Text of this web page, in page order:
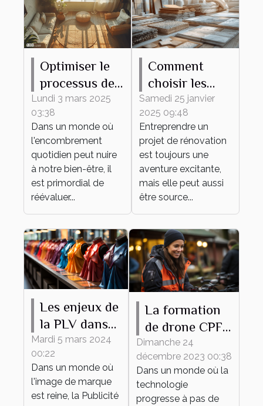
Optimiser le
processus de
débarras pour
un espace
épuré et
fonctionnel
Lundi 3 mars 2025
03:38
Dans un monde où
l'encombrement
quotidien peut nuire
à notre bien-être, il
est primordial de
réévaluer...
Comment
choisir les
meilleurs
matériaux
pour votre
projet de
rénovation
Samedi 25 janvier
2025 09:48
Entreprendre un
projet de rénovation
est toujours une
aventure excitante,
mais elle peut aussi
être source...
Les enjeux de
la PLV dans
le secteur de
la mode
Mardi 5 mars 2024
00:22
Dans un monde où
l'image de marque
est reine, la Publicité
La formation
de drone CPF
comme outil
de
développement
personnel et
Dimanche 24
décembre 2023 00:38
Dans un monde où la
technologie
progresse à pas de